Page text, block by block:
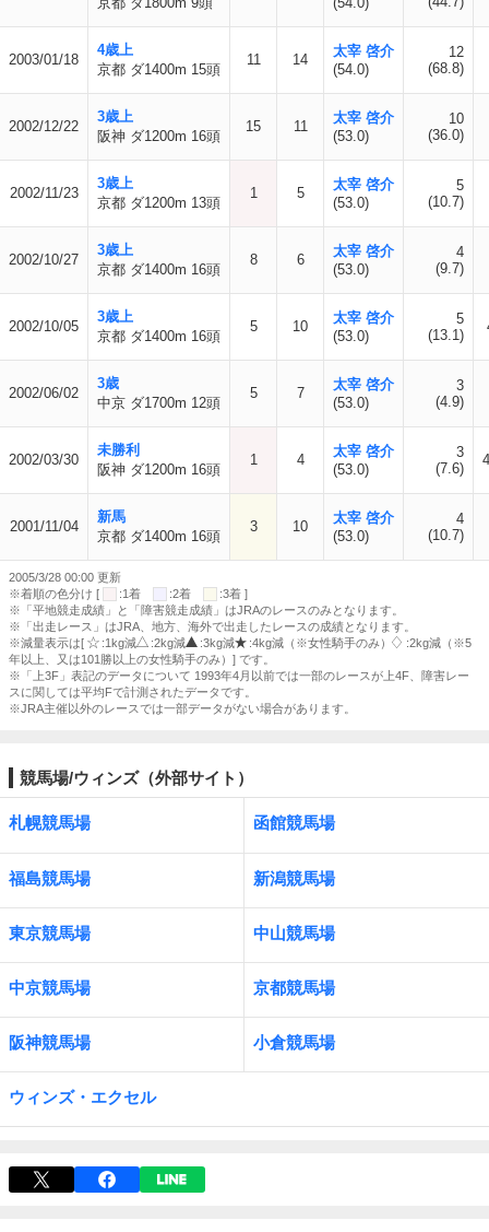
2003/01/18
4歳上
京都 ダ1400m 15頭
11 14
太宰 啓介
(54.0)
12
(68.8)
2002/12/22
3歳上
阪神 ダ1200m 16頭
15 11
太宰 啓介
(53.0)
10
(36.0)
2002/11/23
3歳上
京都 ダ1200m 13頭
1 5
太宰 啓介
(53.0)
5
(10.7)
2002/10/27
3歳上
京都 ダ1400m 16頭
8 6
太宰 啓介
(53.0)
4
(9.7)
2002/10/05
3歳上
京都 ダ1400m 16頭
5 10
太宰 啓介
(53.0)
5
(13.1)
2002/06/02
3歳
中京 ダ1700m 12頭
5 7
太宰 啓介
(53.0)
3
(4.9)
2002/03/30
未勝利
阪神 ダ1200m 16頭
1 4
太宰 啓介
(53.0)
3
(7.6)
2001/11/04
新馬
京都 ダ1400m 16頭
3 10
太宰 啓介
(53.0)
4
(10.7)
2005/3/28 00:00 更新
※着順の色分け [
:1着 :2着
:3着 ]
※「平地競走成績」と「障害競走成績」はJRAのレースのみとなります。
※「出走レース」はJRA、地方、海外で出走したレースの成績となります。
※減量表示は[
:1kg減 :2kg減 :3kg減 :4kg減（※女性騎手のみ）
:2kg減（※5
年以上、又は101勝以上の女性騎手のみ）] です。
※「上3F」表記のデータについて 1993年4月以前では一部のレースが上4F、障害レー
スに関しては平均Fで計測されたデータです。
※JRA主催以外のレースでは一部データがない場合があります。
競馬場/ウィンズ（外部サイト）
札幌競馬場 函館競馬場
福島競馬場 新潟競馬場
東京競馬場 中山競馬場
中京競馬場 京都競馬場
阪神競馬場 小倉競馬場
ウィンズ・エクセル